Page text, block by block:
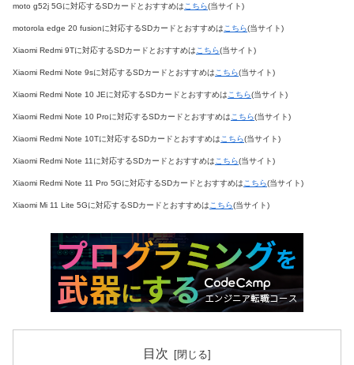
moto g52j 5Gに対応するSDカードとおすすめはこちら(当サイト)
motorola edge 20 fusionに対応するSDカードとおすすめはこちら(当サイト)
Xiaomi Redmi 9Tに対応するSDカードとおすすめはこちら(当サイト)
Xiaomi Redmi Note 9sに対応するSDカードとおすすめはこちら(当サイト)
Xiaomi Redmi Note 10 JEに対応するSDカードとおすすめはこちら(当サイト)
Xiaomi Redmi Note 10 Proに対応するSDカードとおすすめはこちら(当サイト)
Xiaomi Redmi Note 10Tに対応するSDカードとおすすめはこちら(当サイト)
Xiaomi Redmi Note 11に対応するSDカードとおすすめはこちら(当サイト)
Xiaomi Redmi Note 11 Pro 5Gに対応するSDカードとおすすめはこちら(当サイト)
Xiaomi Mi 11 Lite 5Gに対応するSDカードとおすすめはこちら(当サイト)
目次